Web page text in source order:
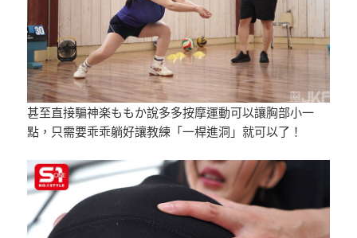
甚至直接騙神楽ももか說多多按摩運動可以讓胸部小一
點，只需要乖乖躺好讓教練「一桿進洞」就可以了！